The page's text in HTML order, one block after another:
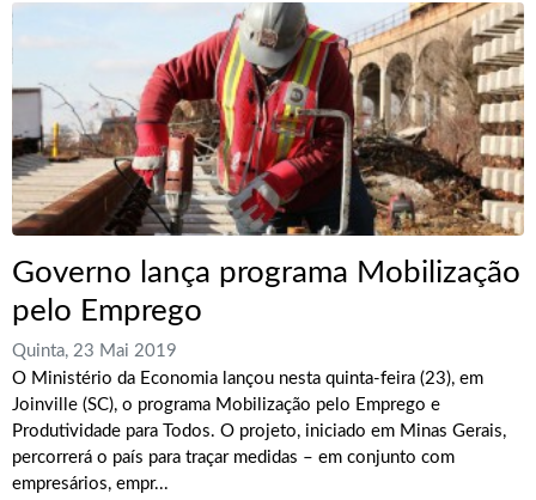
Governo lança programa Mobilização
pelo Emprego
Quinta, 23 Mai 2019
O Ministério da Economia lançou nesta quinta-feira (23), em
Joinville (SC), o programa Mobilização pelo Emprego e
Produtividade para Todos. O projeto, iniciado em Minas Gerais,
percorrerá o país para traçar medidas – em conjunto com
empresários, empr...